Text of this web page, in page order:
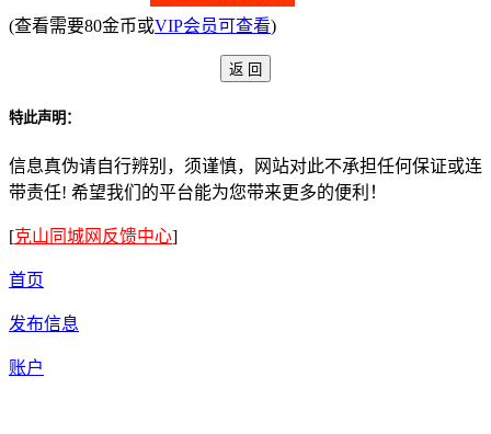
(查看需要80金币或VIP会员可查看)
特此声明：
信息真伪请自行辨别，须谨慎，网站对此不承担任何保证或连
带责任! 希望我们的平台能为您带来更多的便利！
[克山同城网反馈中心]
首页
发布信息
账户